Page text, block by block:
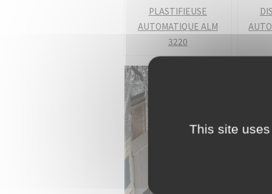
PLASTIFIEUSE
AUTOMATIQUE ALM
3220
This site